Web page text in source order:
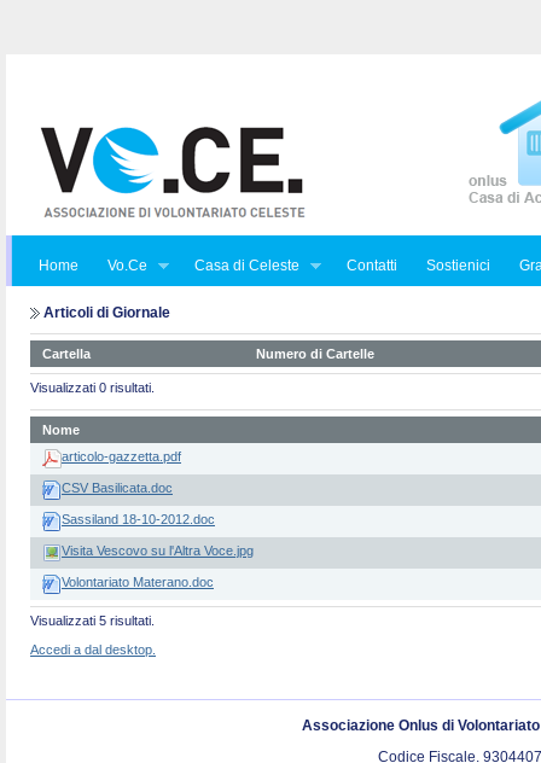
Home Vo.Ce Casa di Celeste Contatti Sostienici
Articoli di Giornale
Cartella Numero di Cartelle
Visualizzati 0 risultati.
Nome
articolo-gazzetta.pdf
CSV Basilicata.doc
Sassiland 18-10-2012.doc
Visita Vescovo su l'Altra Voce.jpg
Volontariato Materano.doc
Visualizzati 5 risultati.
Accedi a dal desktop.
Associazione Onlus di
Codice Fiscale.